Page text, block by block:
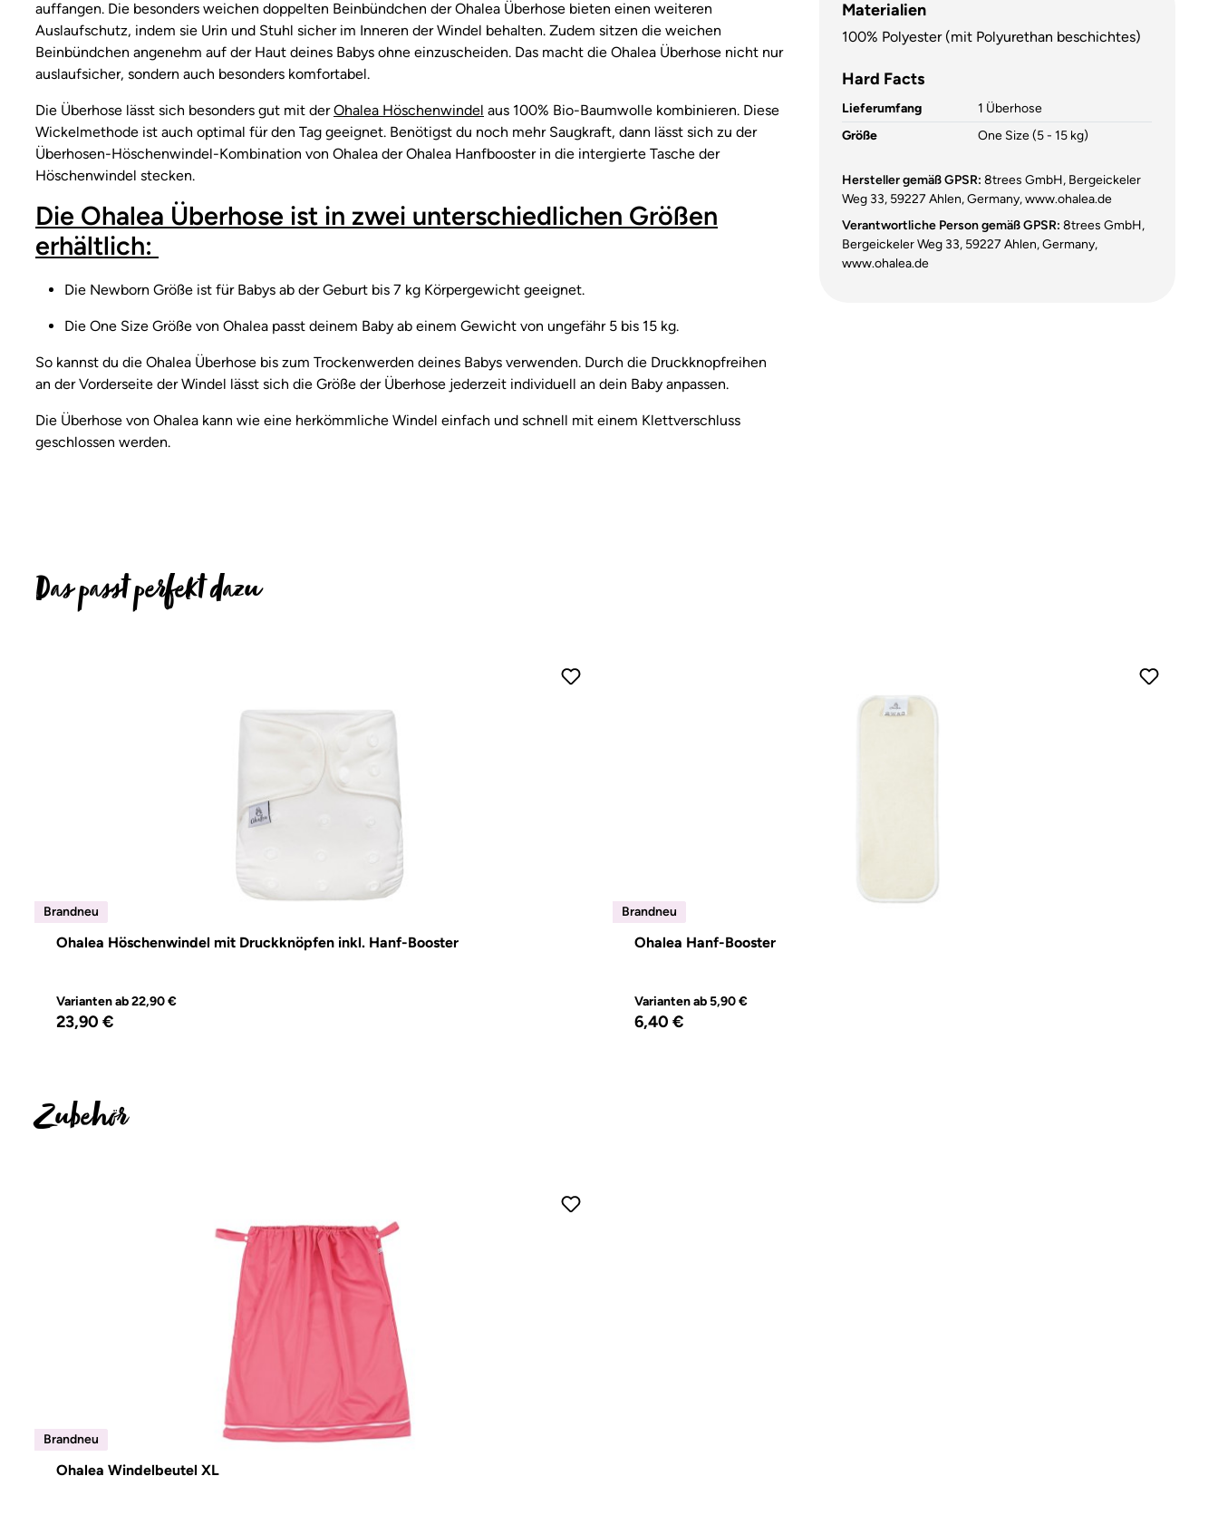
auffangen. Die besonders weichen doppelten Beinbündchen der Ohalea Überhose bieten einen weiteren
Auslaufschutz, indem sie Urin und Stuhl sicher im Inneren der Windel behalten. Zudem sitzen die weichen
Beinbündchen angenehm auf der Haut deines Babys ohne einzuscheiden. Das macht die Ohalea Überhose nicht nur
auslaufsicher, sondern auch besonders komfortabel.
Die Überhose lässt sich besonders gut mit derOhalea Höschenwindel aus 100% Bio-Baumwolle kombinieren. Diese
Wickelmethode ist auch optimal für den Tag geeignet. Benötigst du noch mehr Saugkraft, dann lässt sich zu der
Überhosen-Höschenwindel-Kombination von Ohalea der Ohalea Hanfbooster in die intergierte Tasche der
Höschenwindel stecken.
Die Ohalea Überhose ist in zwei unterschiedlichen Größen
erhältlich:
Die Newborn Größe ist für Babys ab der Geburt bis 7 kg Körpergewicht geeignet.
Die One Size Größe von Ohalea passt deinem Baby ab einem Gewicht von ungefähr 5 bis 15 kg.
So kannst du die Ohalea Überhose bis zum Trockenwerden deines Babys verwenden. Durch die Druckknopfreihen
an der Vorderseite der Windel lässt sich die Größe der Überhose jederzeit individuell an dein Baby anpassen.
Die Überhose von Ohalea kann wie eine herkömmliche Windel einfach und schnell mit einem Klettverschluss
geschlossen werden.
Materialien
100% Polyester (mit Polyurethan beschichtes)
Hard Facts
Lieferumfang
1 Überhose
Größe
One Size (5 - 15 kg)
Hersteller gemäß GPSR: 8trees GmbH, Bergeickeler
Weg 33, 59227 Ahlen, Germany, www.ohalea.de
Verantwortliche Person gemäß GPSR: 8trees GmbH,
Bergeickeler Weg 33, 59227 Ahlen, Germany,
www.ohalea.de
Produktgalerie überspringen
Das passt perfekt dazu
Brandneu
Brandneu
Ohalea Höschenwindel mit Druckknöpfen inkl. Hanf-Booster
Varianten ab22,90 €
Regulärer Preis:
23,90 €
Brandneu
Brandneu
Ohalea Hanf-Booster
Varianten ab5,90 €
Regulärer Preis:
6,40 €
Produktgalerie überspringen
Zubehör
Brandneu
Brandneu
Ohalea Windelbeutel XL